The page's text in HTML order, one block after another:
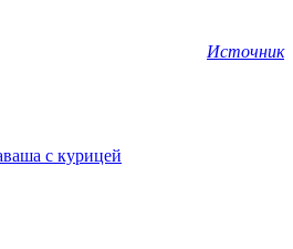
Источник
с курицей